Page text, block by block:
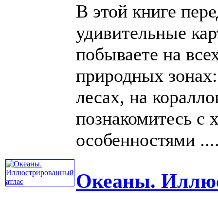
В этой книге
удивительные
побываете на
природных
лесах, на
познакомитесь с
особенностями
Океаны.